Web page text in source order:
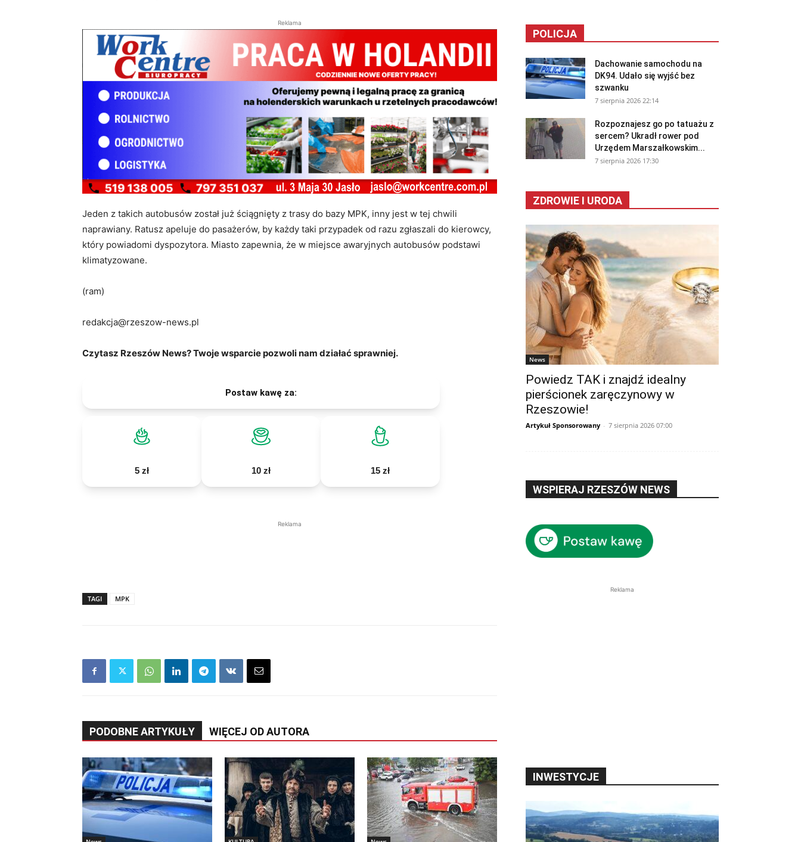
Reklama
Jeden z takich autobusów został już ściągnięty z trasy do bazy MPK, inny jest w tej chwili
naprawiany. Ratusz apeluje do pasażerów, by każdy taki przypadek od razu zgłaszali do kierowcy,
który powiadomi dyspozytora. Miasto zapewnia, że w miejsce awaryjnych autobusów podstawi
klimatyzowane.
(ram)
redakcja@rzeszow-news.pl
Czytasz Rzeszów News? Twoje wsparcie pozwoli nam działać sprawniej.
Postaw kawę za:
5 zł 10 zł 15 zł
Reklama
TAGI MPK
PODOBNE ARTYKUŁY WIĘCEJ OD AUTORA
POLICJA
Dachowanie samochodu na
DK94. Udało się wyjść bez
szwanku
7 sierpnia 2026 22:14
Rozpoznajesz go po tatuażu z
sercem? Ukradł rower pod
Urzędem Marszałkowskim...
7 sierpnia 2026 17:30
ZDROWIE I URODA
News
Powiedz TAK i znajdź idealny
pierścionek zaręczynowy w
Rzeszowie!
Artykuł Sponsorowany - 7 sierpnia 2026 07:00
WSPIERAJ RZESZÓW NEWS
Reklama
INWESTYCJE